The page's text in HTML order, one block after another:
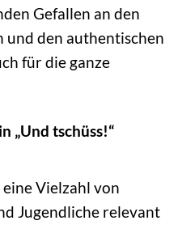
Gefallen an den
und den authentischen
für die ganze
„Und tschüss!“
Vielzahl von
Jugendliche relevant